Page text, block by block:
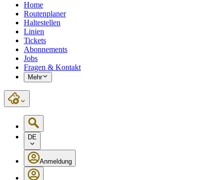
Home
Routenplaner
Haltestellen
Linien
Tickets
Abonnements
Jobs
Fragen & Kontakt
Mehr
DE
Anmeldung